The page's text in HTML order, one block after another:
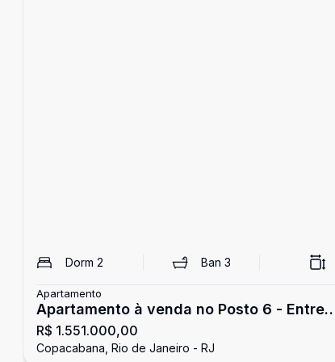
Dorm 2 Ban3
Apartamento
Apartamento à venda no Posto 6 - Entre
Copacabana e Ipanema
R$ 1.551.000,00
Copacabana, Rio de Janeiro - RJ